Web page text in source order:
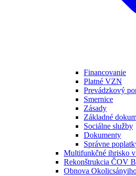
Financovanie
Platné VZN
Prevádzkový
Smernice
Zásady
Základné
Sociálne služby
Dokumenty
Správne
Multifunkčné ihrisko
Rekonštrukcia ČOV
Obnova